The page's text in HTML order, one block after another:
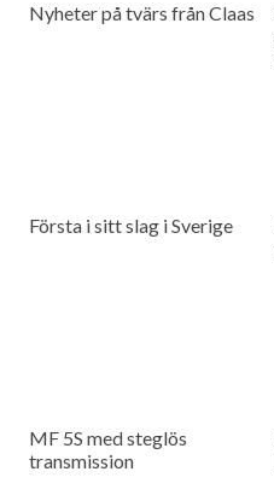
Nyheter på tvärs från Claas
Första i sitt slag i Sverige
MF 5S med steglös
transmission